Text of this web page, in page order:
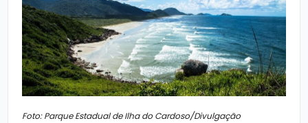
Foto: Parque Estadual de Ilha do Cardoso/Divulgação